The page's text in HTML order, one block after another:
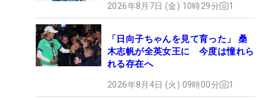
2026年8月7日 (金) 10時29分 1
「日向子ちゃんを見て育った」 桑
木志帆が全英女王に 今度は憧れら
れる存在へ
2026年8月4日 (火) 09時00分 1